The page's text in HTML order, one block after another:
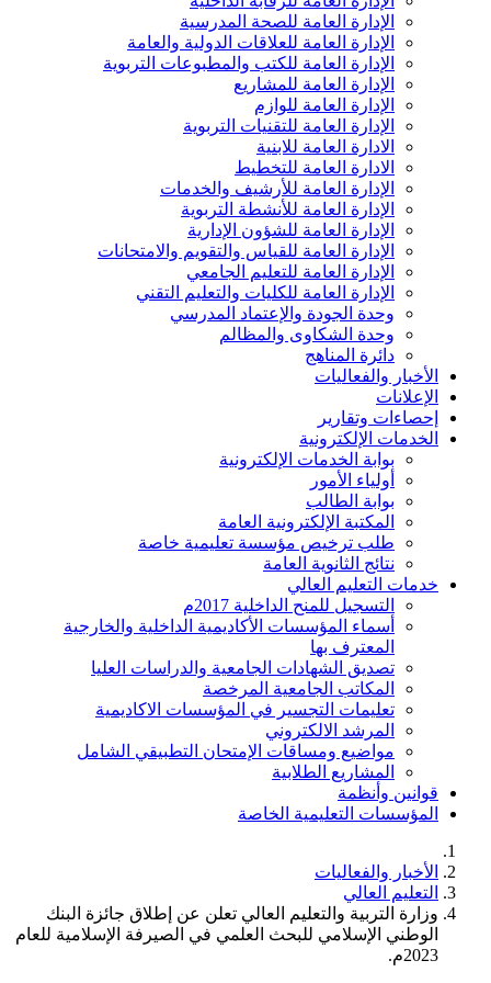
الإدارة العامة للصحة المدرسية
الإدارة العامة للعلاقات الدولية والعامة
الإدارة العامة للكتب والمطبوعات التربوية
الإدارة العامة للمشاريع
الإدارة العامة للوازم
الإدارة العامة للتقنيات التربوية
الادارة العامة للابنية
الادارة العامة للتخطيط
الإدارة العامة للأرشيف والخدمات
الإدارة العامة للأنشطة التربوية
الإدارة العامة للشؤون الإدارية
الإدارة العامة للقياس والتقويم والامتحانات
الإدارة العامة للتعليم الجامعي
الإدارة العامة للكليات والتعليم التقني
وحدة الجودة والإعتماد المدرسي
وحدة الشكاوى والمظالم
دائرة المناهج
الأخبار والفعاليات
الإعلانات
إحصاءات وتقارير
الخدمات الإلكترونية
بوابة الخدمات الإلكترونية
أولياء الأمور
بوابة الطالب
المكتبة الإلكترونية العامة
طلب ترخيص مؤسسة تعليمية خاصة
نتائج الثانوية العامة
خدمات التعليم العالي
التسجيل للمنح الداخلية 2017م
أسماء المؤسسات الأكاديمية الداخلية والخارجية
المعترف بها
تصديق الشهادات الجامعية والدراسات العليا
المكاتب الجامعية المرخصة
تعليمات التجسير في المؤسسات الاكاديمية
المرشد الالكتروني
مواضيع ومساقات الإمتحان التطبيقي الشامل
المشاريع الطلابية
قوانين وأنظمة
المؤسسات التعليمية الخاصة
الأخبار والفعاليات
التعليم العالي
وزارة التربية والتعليم العالي تعلن عن إطلاق جائزة البنك
الوطني الإسلامي للبحث العلمي في الصيرفة الإسلامية للعام
2023م.